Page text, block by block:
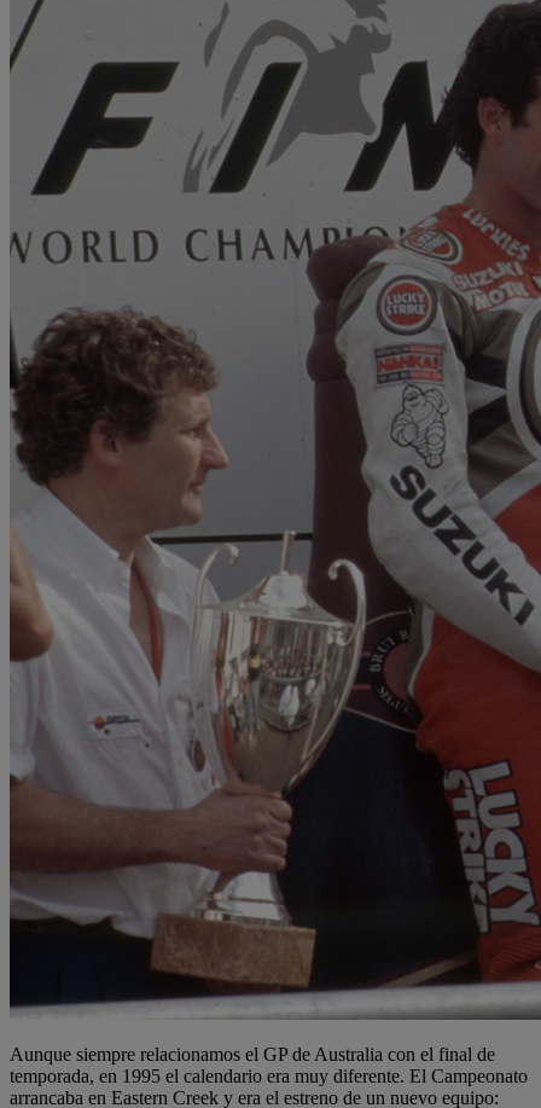
Aunque siempre relacionamos el GP de Australia con el final de
temporada, en 1995 el calendario era muy diferente. El Campeonato
arrancaba en Eastern Creek y era el estreno de un nuevo equipo: